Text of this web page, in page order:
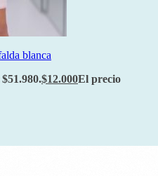
blanca
$12.000El precio